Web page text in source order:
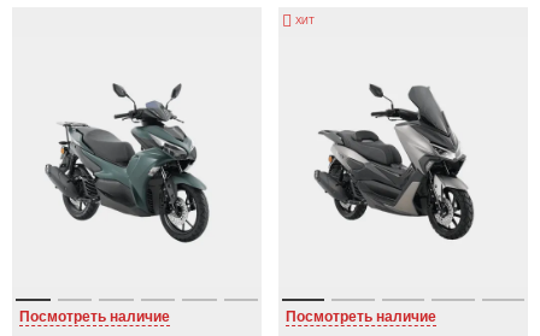
Посмотреть наличие
ХИТ
Посмотреть наличие